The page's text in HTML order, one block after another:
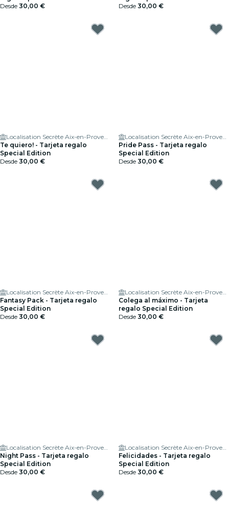
Desde 30,00 €
Desde 30,00 €
Localisation Secrète Aix-en-Provence
Te quiero! - Tarjeta regalo
Special Edition
Desde 30,00 €
Localisation Secrète Aix-en-Provence
Pride Pass - Tarjeta regalo
Special Edition
Desde 30,00 €
Localisation Secrète Aix-en-Provence
Fantasy Pack - Tarjeta regalo
Special Edition
Desde 30,00 €
Localisation Secrète Aix-en-Provence
Colega al máximo - Tarjeta
regalo Special Edition
Desde 30,00 €
Localisation Secrète Aix-en-Provence
Night Pass - Tarjeta regalo
Special Edition
Desde 30,00 €
Localisation Secrète Aix-en-Provence
Felicidades - Tarjeta regalo
Special Edition
Desde 30,00 €